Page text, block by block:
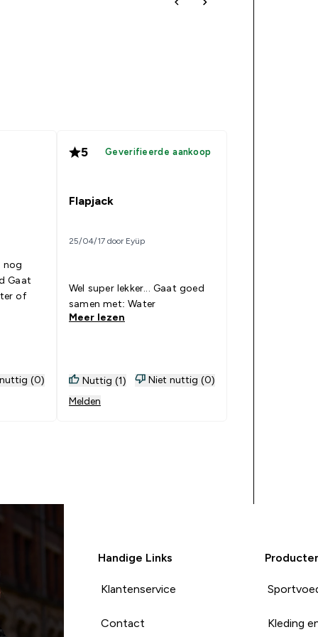
nog
(0)
5 Geverifieerde aankoop
Flapjack
25/04/17 door Eyüp
Wel super lekker... Gaat goed
samen met: Water
Meer lezen
Nuttig (1)
Niet nuttig (0)
Melden
Handige Links
Klantenservice
Contact Kleding